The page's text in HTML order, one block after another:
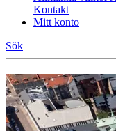
Kontakt
Mitt konto
Sök